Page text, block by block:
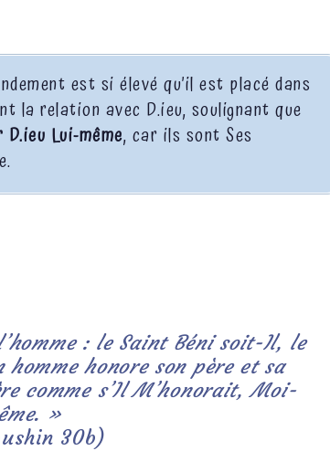
est si élevé qu’il est placé dans
la relation avec D.ieu, soulignant que
Lui-même, car ils sont Ses
: le Saint Béni soit-Il, le
honore son père et sa
comme s’Il M’honorait, Moi-
»
30b)